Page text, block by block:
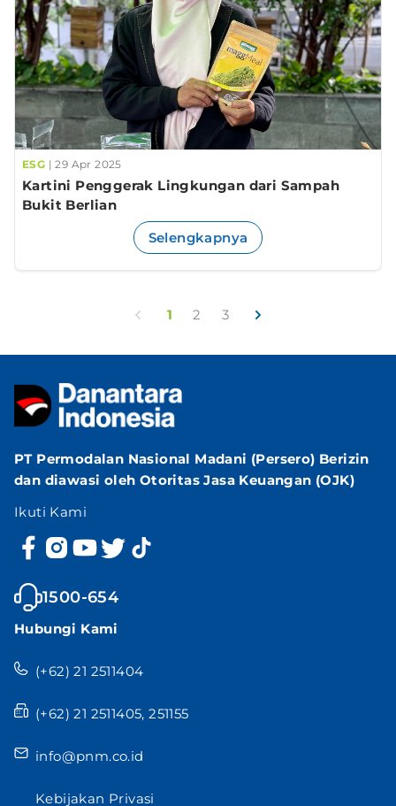
ESG | 29 Apr 2025
Kartini Penggerak Lingkungan dari Sampah
Bukit Berlian
Selengkapnya
Previous
1 2 3 Next
PT Permodalan Nasional Madani (Persero) Berizin
dan diawasi oleh Otoritas Jasa Keuangan (OJK)
Ikuti Kami
1500-654
Hubungi Kami
(+62) 21 2511404
(+62) 21 2511405, 251155
info@pnm.co.id
Kebijakan Privasi